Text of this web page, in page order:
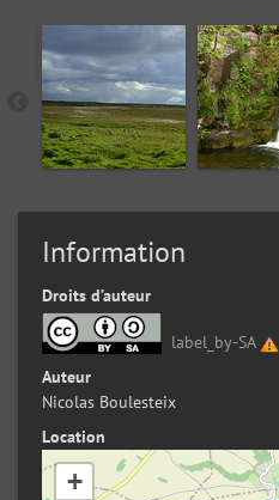
Information
Droits d’auteur
label_by-SA
Auteur
Nicolas Boulesteix
Location
+